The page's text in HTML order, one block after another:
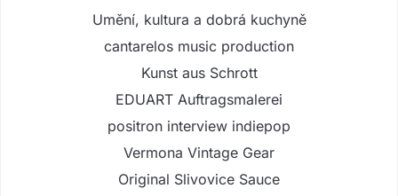
Umění, kultura a dobrá kuchyně
cantarelos music production
Kunst aus Schrott
EDUART Auftragsmalerei
positron interview indiepop
Vermona Vintage Gear
Original Slivovice Sauce